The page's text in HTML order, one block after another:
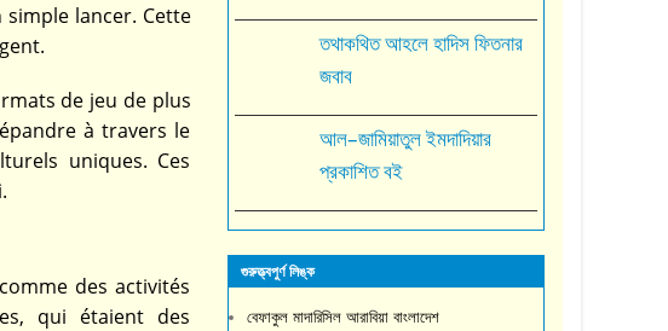
lancer. Cette
de jeu de plus
à travers le
uniques. Ces
des activités
qui étaient des
তথাকথিত আহলে হাদিস ফিতনার
জবাব
আল–জামিয়াতুল ইমদাদিয়ার
প্রকাশিত বই
গুরুত্ত্বপুর্ণ লিঙ্ক
বেফাকুল মাদারিসিল আরাবিয়া বাংলাদেশ